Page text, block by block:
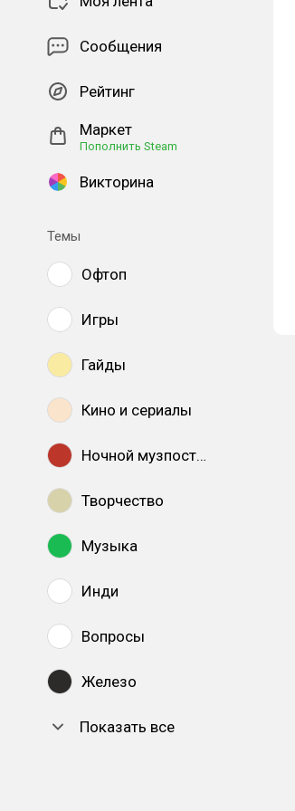
Сообщения
Рейтинг
Маркет
Пополнить Steam
Викторина
Темы
Офтоп
Игры
Гайды
Кино и сериалы
Ночной музпостинг
Творчество
Музыка
Инди
Вопросы
Железо
Показать все